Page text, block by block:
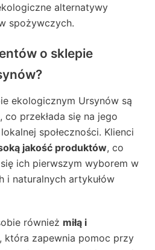
alternatywy
spożywczych.
o sklepie
ekologicznym Ursynów są
przekłada się na jego
społeczności. Klienci
jakość produktów, co
ich pierwszym wyborem w
i naturalnych artykułów
również miłą i
, która zapewnia pomoc przy